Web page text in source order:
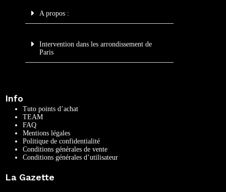
A propos :
Intervention dans les arrondissement de
Paris
Info
Tuto points d’achat
TEAM
FAQ
Mentions légales
Politique de confidentialité
Conditions générales de vente
Conditions générales d’utilisateur
La Gazette